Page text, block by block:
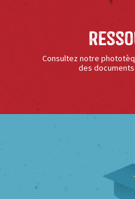
Consultez notre
des